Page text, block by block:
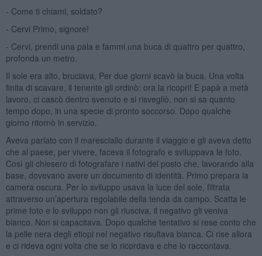
- Come ti chiami, soldato?
- Cervi Primo, signore!
- Cervi, prendi una pala e fammi una buca di quattro per quattro,
profonda un metro.
Il sole era alto, bruciava, Per due giorni scavò la buca. Una volta
finita di scavare, il tenente gli ordinò: ora la ricopri! E papà a metà
lavoro, ci cascò dentro svenuto e si risvegliò, non si sa quanto
tempo dopo, in una specie di pronto soccorso. Dopo qualche
giorno ritornò in servizio.
Aveva parlato con il maresciallo durante il viaggio e gli aveva detto
che al paese, per vivere, faceva il fotografo e sviluppava le foto.
Così gli chiesero di fotografare i nativi del posto che, lavorando alla
base, dovevano avere un documento di identità. Primo prepara la
camera oscura. Per lo sviluppo usava la luce del sole, filtrata
attraverso un’apertura regolabile della tenda da campo. Scatta le
prime foto e lo sviluppo non gli riusciva, il negativo gli veniva
bianco. Non si capacitava. Dopo qualche tentativo si rese conto che
la pelle nera degli etiopi nel negativo risultava bianca. Ci rise allora
e ci rideva ogni volta che se lo ricordava e che lo raccontava.